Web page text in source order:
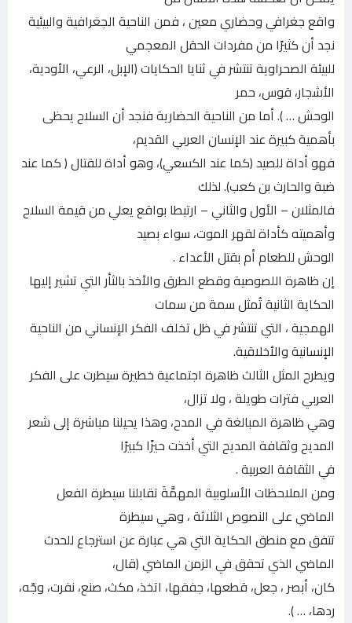
واقع جغرافي وحضاري معين ، فمن الناحية الجغرافية والبيئية
نجد أن كثيرًا من مفردات الحقل المعجمي
للبيئة الصحراوية تنتشر في ثنايا الحكايات (الإبل، الرعي، الأودية،
الأشجار، قوس، حمر
الوحش … ). أما من الناحية الحضارية فنجد أن السلاح يحظى
بأهمية كبيرة عند الإنسان العربي القديم،
فهو أداة للصيد (كما عند الكسعي)، وهو أداة للقتال ( كما عند
ضبة والحارث بن كعب). لذلك
فالمثلان – الأول والثاني – ارتبطا بواقع يعلي من قيمة السلاح
وأهميته كأداة لقهر الموت، سواء بصيد
الوحش للطعام أم بقتل الأعداء .
إن ظاهرة اللصوصية وقطع الطرق والأخذ بالثأر التي تشير إليها
الحكاية الثانية تُمثل سمة من سمات
الهمجية ، التي تنتشر في ظل تخلف الفكر الإنساني من الناحية
الإنسانية والأخلاقية.
ويطرح المثل الثالث ظاهرة اجتماعية خطيرة سيطرت على الفكر
العربي فترات طويلة ، ولا تزال،
وهي ظاهرة المبالغة في المدح، وهذا يحيلنا مباشرة إلى شعر
المديح وثقافة المديح التي أخذت حيزًا كبيرًا
في الثقافة العربية .
ومن الملاحظات الأسلوبية المهمَّةَ تقابلنا سيطرة الفعل
الماضي على النصوص الثلاثة ، وهي سيطرة
تتفق مع منطق الحكاية التي هي عبارة عن استرجاع للحدث
الماضي الذي تحقق في الزمن الماضي (قال،
كان، أبصر ، جعل، قطعها، جففها، اتخذ، مكث، صنع، نفرت، وجّه،
ردها، … ).